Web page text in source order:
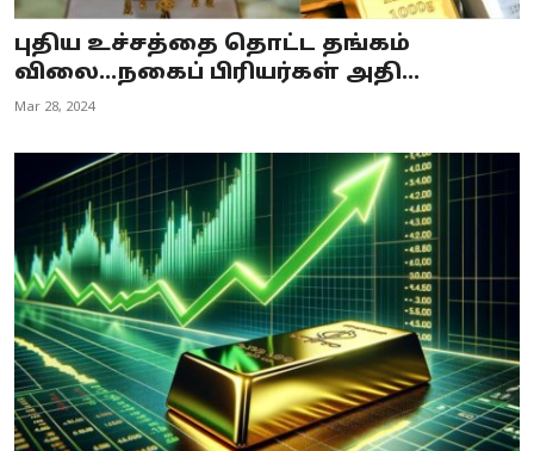
புதிய உச்சத்தை தொட்ட தங்கம்
விலை...நகைப் பிரியர்கள் அதி...
Mar 28, 2024